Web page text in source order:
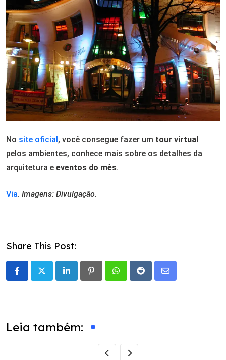
No site oficial , você consegue fazer um tour virtual
pelos ambientes, conhece mais sobre os detalhes da
arquitetura e eventos do mês.
Via. Imagens: Divulgação.
Share This Post:
LinkedIn PinterestWhatsappRedditShare
Leia também: